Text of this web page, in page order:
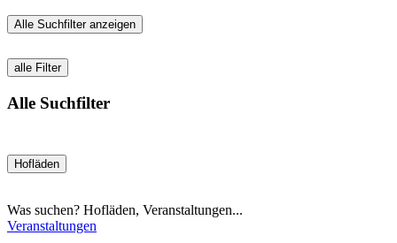
Alle Suchfilter anzeigen
alle Filter
Alle Suchfilter
Hofläden
Was suchen? Hofläden, Veranstaltungen...
Veranstaltungen